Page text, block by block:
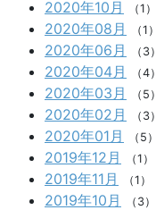
2020年10月 （1）
2020年08月 （1）
2020年06月 （3）
2020年04月 （4）
2020年03月 （5）
2020年02月 （3）
2020年01月 （5）
2019年12月 （1）
2019年11月 （1）
2019年10月 （3）